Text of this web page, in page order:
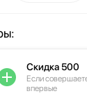
Скидка 500
Если
впервые